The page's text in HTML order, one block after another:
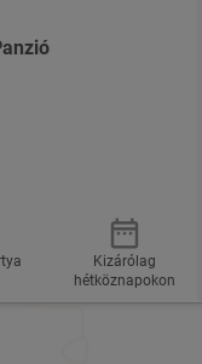
Kizárólag
hétköznapokon